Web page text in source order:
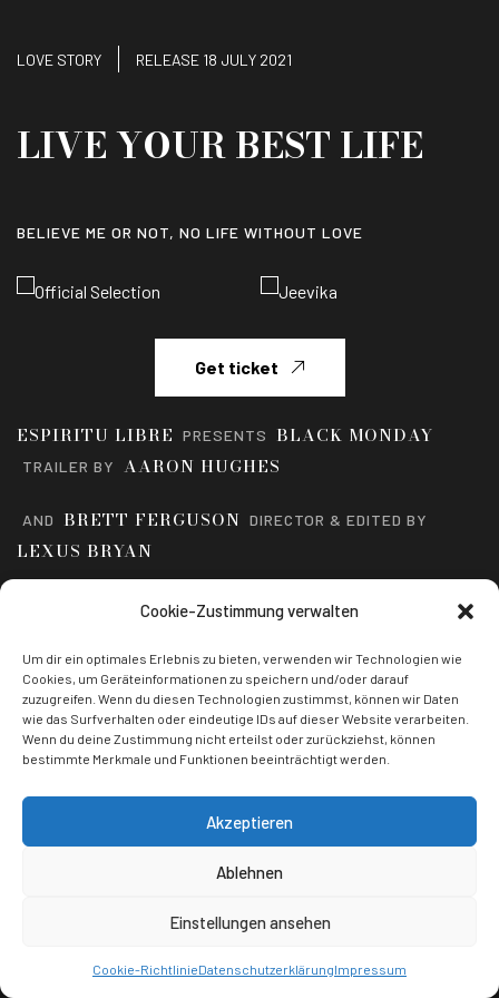
Cookie-Zustimmung verwalten
Um dir ein optimales Erlebnis zu bieten, verwenden wir Technologien wie
Cookies, um Geräteinformationen zu speichern und/oder darauf
zuzugreifen. Wenn du diesen Technologien zustimmst, können wir Daten
wie das Surfverhalten oder eindeutige IDs auf dieser Website verarbeiten.
Wenn du deine Zustimmung nicht erteilst oder zurückziehst, können
bestimmte Merkmale und Funktionen beeinträchtigt werden.
Akzeptieren
Ablehnen
Einstellungen ansehen
Cookie-RichtlinieDatenschutzerklärungImpressum
LOVE STORY RELEASE 18 JULY 2021
LIVE YOUR BEST LIFE
BELIEVE ME OR NOT, NO LIFE WITHOUT LOVE
Get ticket
ESPIRITU LIBRE PRESENTS BLACK MONDAY
TRAILER BY AARON HUGHES
AND BRETT FERGUSON DIRECTOR & EDITED BY
LEXUS BRYAN
MAGGIE STRICKLAND TRANSLATED BY
ESPIRITU LIBRE, AYKUT YILMAZ FILMED BY
FANNY MCKENZIE
SHOP